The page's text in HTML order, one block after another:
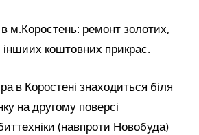
м.Коростень: ремонт золотих,
іншиих коштовних прикрас.
в Коростені знаходиться біля
на другому поверсі
(навпроти Новобуда)